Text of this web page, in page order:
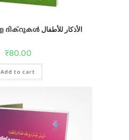
കുട്ടികള്‍ക്കുള്ള ദിക്റുകള്‍ الأذكار للأطفال
₹80.00
Add to cart